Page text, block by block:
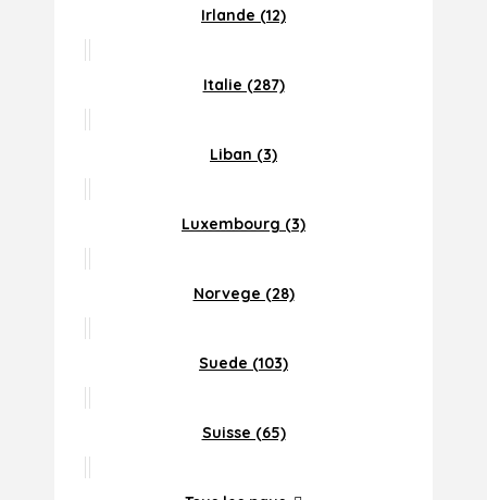
Irlande (12)
Italie (287)
Liban (3)
Luxembourg (3)
Norvege (28)
Suede (103)
Suisse (65)